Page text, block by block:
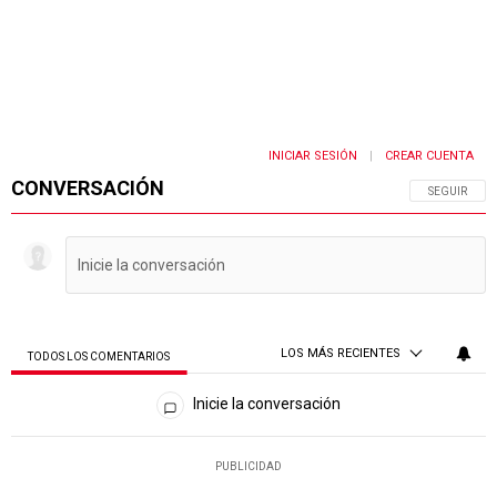
CONVERSACIÓN SIGA ESTA
SEGUIR
INICIAR SESIÓN CREAR CUENTA
TODOS LOS COMENTARIOS LOS MÁS RECIENTES
Todos los comentarios
Inicie la conversación
PUBLICIDAD